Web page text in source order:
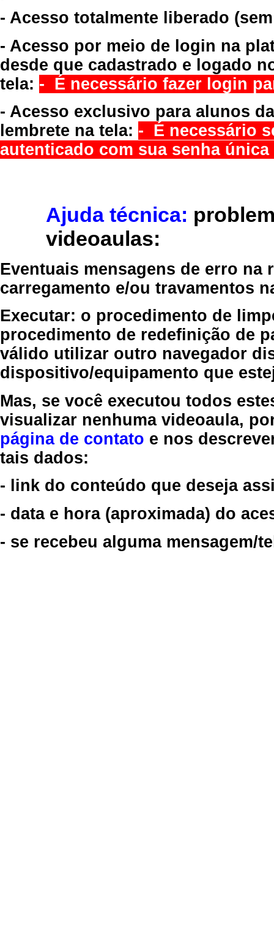
- Acesso totalmente liberado
- Acesso por meio de login na
desde que cadastrado e logado
tela: - É necessário fazer login
- Acesso exclusivo para alunos
lembrete na tela: - É necessário
autenticado com sua senha
Ajuda técnica:
videoaulas:
Eventuais mensagens de erro
carregamento e/ou travamentos
Executar: o procedimento de
procedimento de redefinição de
válido utilizar outro navegador
dispositivo/equipamento que
Mas, se você executou todos
visualizar nenhuma videoaula,
página de contato e nos
tais dados:
- link do conteúdo que deseja
- data e hora (aproximada) do
- se recebeu alguma mensagem/